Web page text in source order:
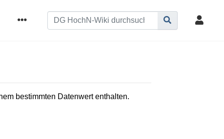
bestimmten Datenwert enthalten.